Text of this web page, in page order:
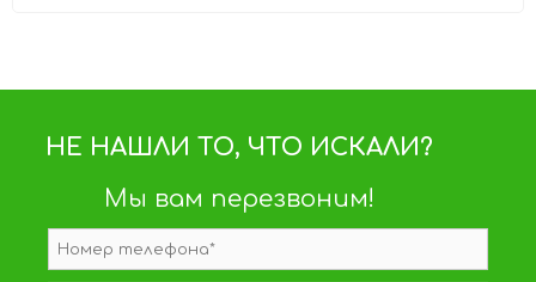
НЕ НАШЛИ ТО, ЧТО ИСКАЛИ?
Мы вам перезвоним!